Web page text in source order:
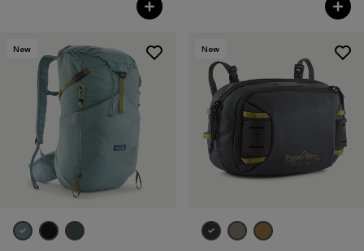
New New